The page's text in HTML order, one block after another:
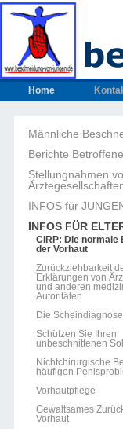
Home
Männliche
Berichte
Stellungnahmen
INFOS für
INFOS FÜR
CIRP: Die normale
der Vorhaut
Zurückziehbarkeit
Erklärungen von
und anderen
Autoritäten
Die
Schützen Sie Ihren
unbeschnittenen
Nichtchirurgische
häufigen
Vorhautpflege
Gewaltsames
Vorhaut